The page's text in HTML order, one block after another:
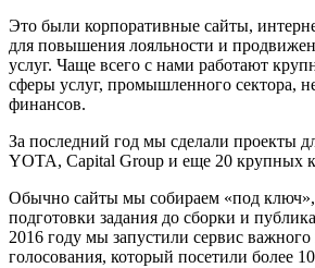
Это были корпоративные сайты,
для повышения лояльности и
услуг. Чаще всего с нами работают
сферы услуг, промышленного сектора,
финансов.
За последний год мы сделали проекты
YOTA, Capital Group и еще 20 крупных
Обычно сайты мы собираем «под ключ»,
подготовки задания до сборки и
2016 году мы запустили сервис важного
голосования, который посетили более